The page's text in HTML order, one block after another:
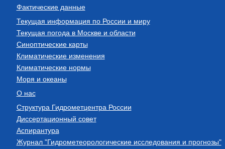
Фактические данные
Текущая информация по России и миру
Текущая погода в Москве и области
Синоптические карты
Климатические изменения
Климатические нормы
Моря и океаны
О нас
Структура Гидрометцентра России
Диссертационный совет
Аспирантура
Журнал "Гидрометеорологические исследования и прогнозы"